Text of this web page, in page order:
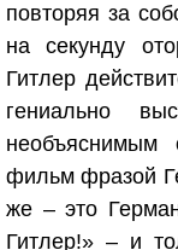
повторяя за
на секунду
Гитлер
гениально
необъяснимым
фильм фразой
же – это
Гитлер!» – и